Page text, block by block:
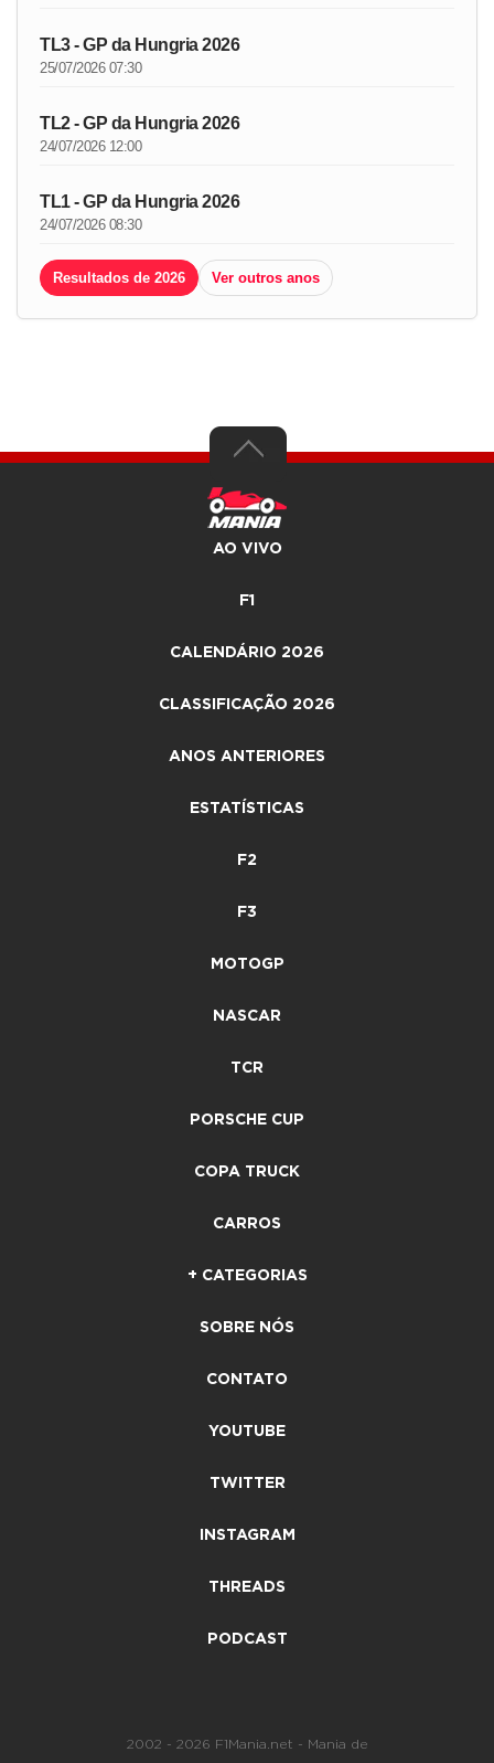
TL3 - GP da Hungria 2026
25/07/2026 07:30
TL2 - GP da Hungria 2026
24/07/2026 12:00
TL1 - GP da Hungria 2026
24/07/2026 08:30
Resultados de 2026 Ver outros anos
AO VIVO
F1
CALENDÁRIO 2026
CLASSIFICAÇÃO 2026
ANOS ANTERIORES
ESTATÍSTICAS
F2
F3
MOTOGP
NASCAR
TCR
PORSCHE CUP
COPA TRUCK
CARROS
+ CATEGORIAS
SOBRE NÓS
CONTATO
YOUTUBE
TWITTER
INSTAGRAM
THREADS
PODCAST
2002 - 2026 F1Mania.net - Mania de